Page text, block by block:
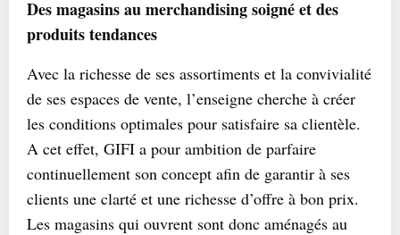
Des magasins au merchandising soigné et des
produits tendances
Avec la richesse de ses assortiments et la convivialité
de ses espaces de vente, l’enseigne cherche à créer
les conditions optimales pour satisfaire sa clientèle.
A cet effet, GIFI a pour ambition de parfaire
continuellement son concept afin de garantir à ses
clients une clarté et une richesse d’offre à bon prix.
Les magasins qui ouvrent sont donc aménagés au